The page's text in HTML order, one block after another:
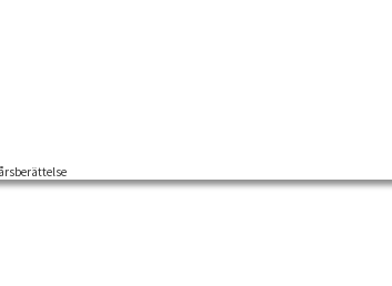
privatpersoner som organisationer och företag.